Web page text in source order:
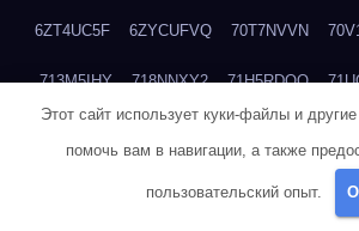
6ZT4UC5F 6ZYCUFVQ 70T7NVVN
713M5IHY 718NNXY2 71H5RDOO
Этот сайт использует куки-файлы и
помочь вам в навигации, а также
пользовательский опыт.